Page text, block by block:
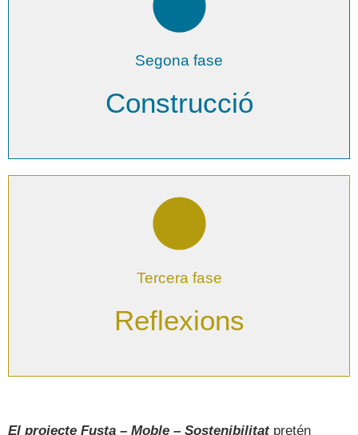
Segona fase
Construcció
Materials, tècniques i
aplicacions
Tercera fase
Reflexions
Reutilització, disseny,
present i futur
El projecte Fusta – Moble – Sostenibilitatpretén